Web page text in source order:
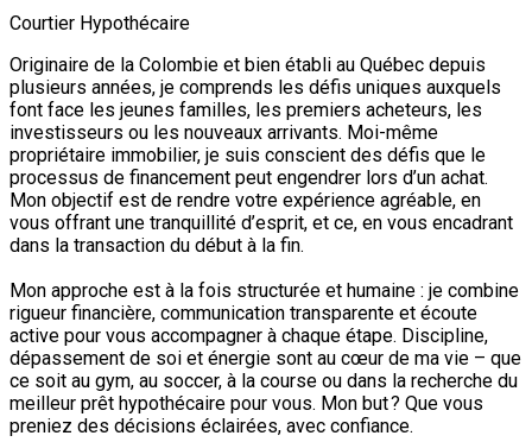
Courtier Hypothécaire
Originaire de la Colombie et bien établi au Québec depuis
plusieurs années, je comprends les défis uniques auxquels
font face les jeunes familles, les premiers acheteurs, les
investisseurs ou les nouveaux arrivants. Moi-même
propriétaire immobilier, je suis conscient des défis que le
processus de financement peut engendrer lors d’un achat.
Mon objectif est de rendre votre expérience agréable, en
vous offrant une tranquillité d’esprit, et ce, en vous encadrant
dans la transaction du début à la fin.
Mon approche est à la fois structurée et humaine : je combine
rigueur financière, communication transparente et écoute
active pour vous accompagner à chaque étape. Discipline,
dépassement de soi et énergie sont au cœur de ma vie – que
ce soit au gym, au soccer, à la course ou dans la recherche du
meilleur prêt hypothécaire pour vous. Mon but ? Que vous
preniez des décisions éclairées, avec confiance.